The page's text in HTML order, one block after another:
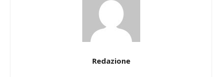
Redazione